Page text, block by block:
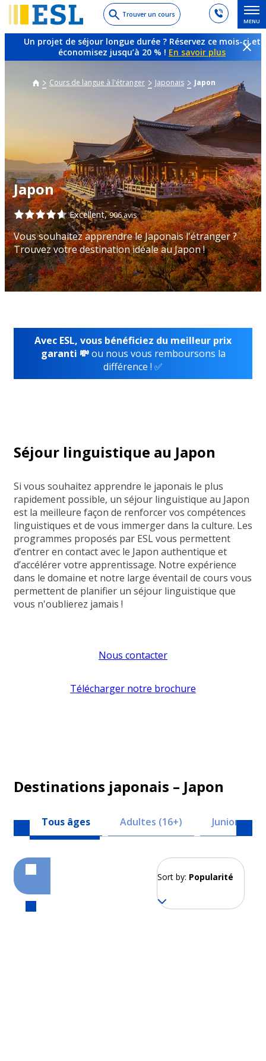
to
main
content
Trouver un cours
MENU
Un projet de séjour longue durée ? Réservez ce mois-ci et
économisez jusqu’à 20 % ! En savoir plus
Cours de langue à l'étranger Japonais Japon
Japon
Excellent,906 avis
Vous souhaitez apprendre le Japonais l'étranger ?
Trouvez votre destination idéale au Japon !
Avec ESL, vous bénéficiez du meilleur prix
garanti 💸ou nous vous remboursons la
différence ! ✅
Séjour linguistique au Japon
Si vous souhaitez apprendre le japonais le plus
rapidement possible, un séjour linguistique au Japon
est la meilleure façon de renforcer vos compétences
linguistiques et de vous immerger dans la culture. Les
programmes proposés par ESL vous permettent
d’entrer en contact avec le Japon authentique et
d’accélérer votre apprentissage. Notre expérience
dans le domaine et notre large éventail de cours vous
permettent de planifier un séjour linguistique que
vous n'oublierez jamais !
Nous contacter
Télécharger notre brochure
Destinations japonais – Japon
Tous âges Adultes (16+) Juniors (8-
Sort by: Popularité